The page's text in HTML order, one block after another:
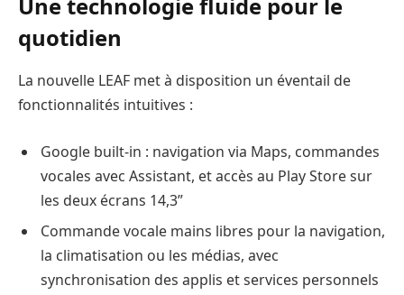
quotidien
La nouvelle LEAF met à disposition un éventail de
fonctionnalités intuitives :
Google built-in : navigation via Maps, commandes
vocales avec Assistant, et accès au Play Store sur
les deux écrans 14,3”
Commande vocale mains libres pour la navigation,
la climatisation ou les médias, avec
synchronisation des applis et services personnels